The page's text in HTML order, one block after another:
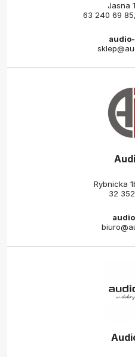
Jasna
63 240 69 85,
Rybnicka
32